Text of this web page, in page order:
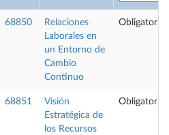
68850
Relaciones
Laborales en
un Entorno de
Cambio
Continuo
Obligatoria
68851
Visión
Estratégica de
los Recursos
Obligatoria